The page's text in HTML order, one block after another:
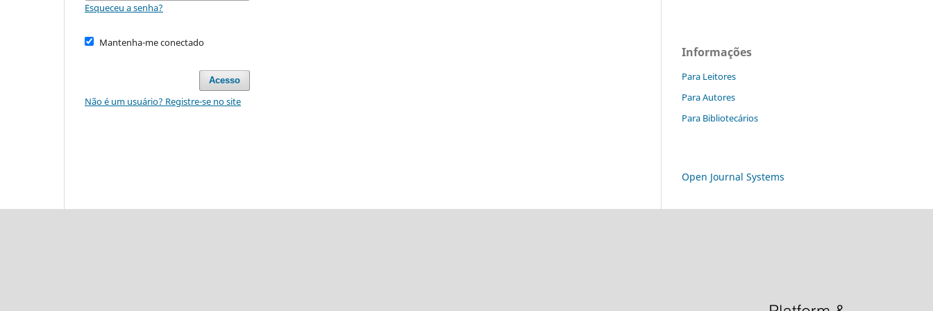
Esqueceu a senha?
Mantenha-me conectado
Acesso
Não é um usuário? Registre-se no site
Informações
Para Leitores
Para Autores
Para Bibliotecários
Open Journal Systems